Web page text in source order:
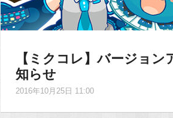
【ミクコレ】バージョ
知らせ
2016年10月25日 11:00